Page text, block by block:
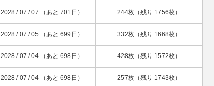
2028 / 07 / 07 （あと 701日） 244枚（残り 1756枚）
2028 / 07 / 05 （あと 699日） 332枚（残り 1668枚）
2028 / 07 / 04 （あと 698日） 428枚（残り 1572枚）
2028 / 07 / 04 （あと 698日） 257枚（残り 1743枚）